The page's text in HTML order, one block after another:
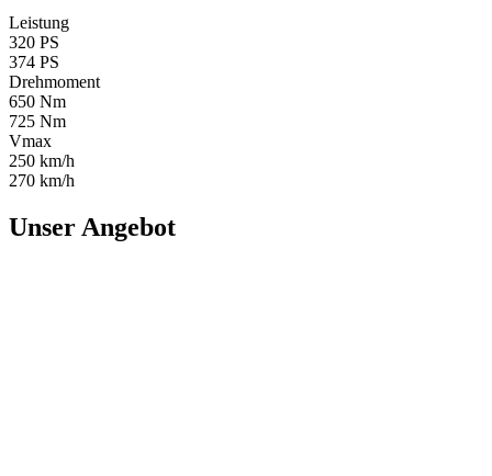
Leistung
320 PS
374 PS
Drehmoment
650 Nm
725 Nm
Vmax
250 km/h
270 km/h
Unser Angebot